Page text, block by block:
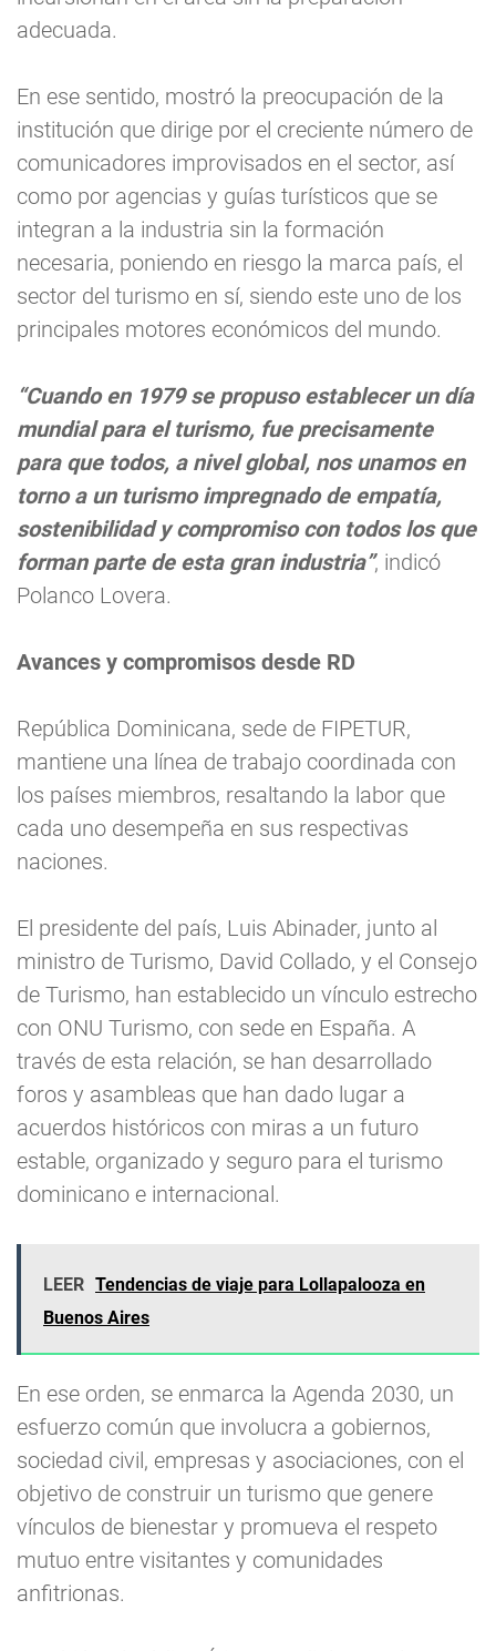
adecuada.
En ese sentido, mostró la preocupación de la
institución que dirige por el creciente número de
comunicadores improvisados en el sector, así
como por agencias y guías turísticos que se
integran a la industria sin la formación
necesaria, poniendo en riesgo la marca país, el
sector del turismo en sí, siendo este uno de los
principales motores económicos del mundo.
“Cuando en 1979 se propuso establecer un día
mundial para el turismo, fue precisamente
para que todos, a nivel global, nos unamos en
torno a un turismo impregnado de empatía,
sostenibilidad y compromiso con todos los que
forman parte de esta gran industria”, indicó
Polanco Lovera.
Avances y compromisos desde RD
República Dominicana, sede de FIPETUR,
mantiene una línea de trabajo coordinada con
los países miembros, resaltando la labor que
cada uno desempeña en sus respectivas
naciones.
El presidente del país, Luis Abinader, junto al
ministro de Turismo, David Collado, y el Consejo
de Turismo, han establecido un vínculo estrecho
con ONU Turismo, con sede en España. A
través de esta relación, se han desarrollado
foros y asambleas que han dado lugar a
acuerdos históricos con miras a un futuro
estable, organizado y seguro para el turismo
dominicano e internacional.
LEER Tendencias de viaje para Lollapalooza en
Buenos Aires
En ese orden, se enmarca la Agenda 2030, un
esfuerzo común que involucra a gobiernos,
sociedad civil, empresas y asociaciones, con el
objetivo de construir un turismo que genere
vínculos de bienestar y promueva el respeto
mutuo entre visitantes y comunidades
anfitrionas.